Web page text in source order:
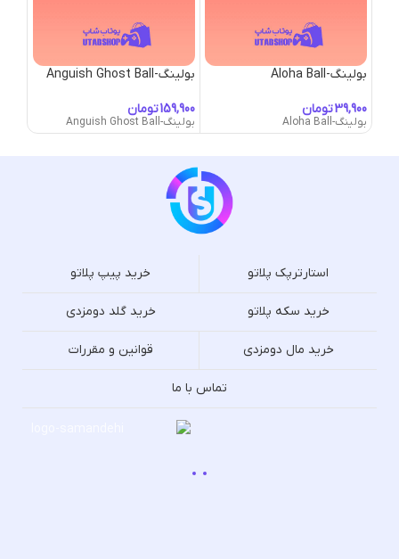
بولینگ-Aloha Ball
تومان
بولینگ-Aloha Ball
بولینگ-Anguish Ghost Ball
تومان
بولینگ-Anguish Ghost Ball
استارترپک پلاتو خرید پیپ پلاتو
خرید سکه پلاتو خرید گلد دومزدی
خرید مال دومزدی قوانین و مقررات
تماس با ما